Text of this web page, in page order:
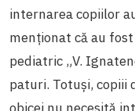
internarea copiilor
menționat că au
pediatric „V.
paturi. Totuși, copiii